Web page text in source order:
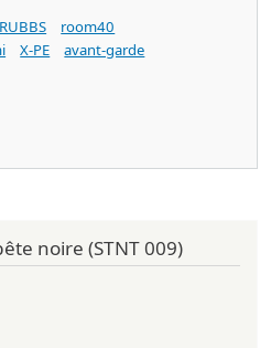
room40
X-PE
avant-garde
noire (STNT 009)